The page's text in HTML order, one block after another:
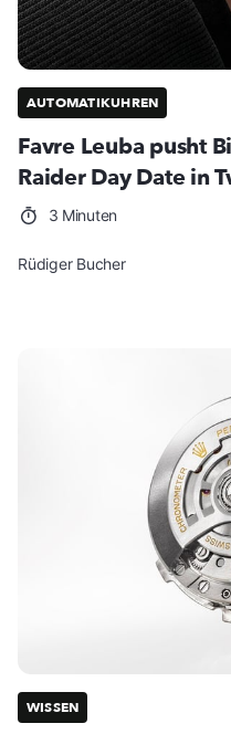
AUTOMATIKUHREN
Favre Leuba pusht
Raider Day Date in
3 Minuten
Rüdiger Bucher
WISSEN